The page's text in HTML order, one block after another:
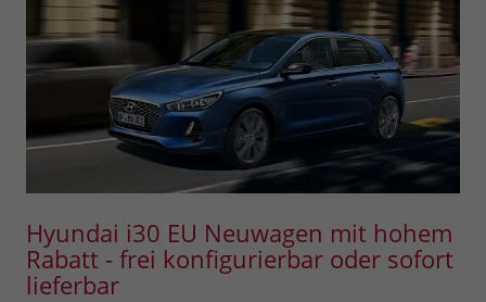
Hyundai i30 EU Neuwagen mit hohem
Rabatt - frei konfigurierbar oder sofort
lieferbar